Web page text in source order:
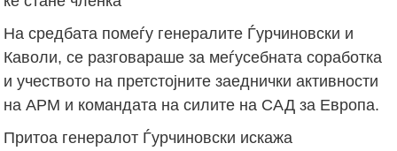
На средбата помеѓу генералите Ѓурчиновски и
Каволи, се разговараше за меѓусебната соработка
и учеството на претстојните заеднички активности
на АРМ и командата на силите на САД за Европа.
Притоа генералот Ѓурчиновски искажа